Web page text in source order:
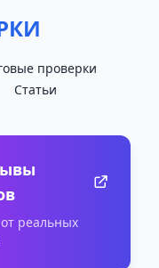
проверки
Статьи
реальных